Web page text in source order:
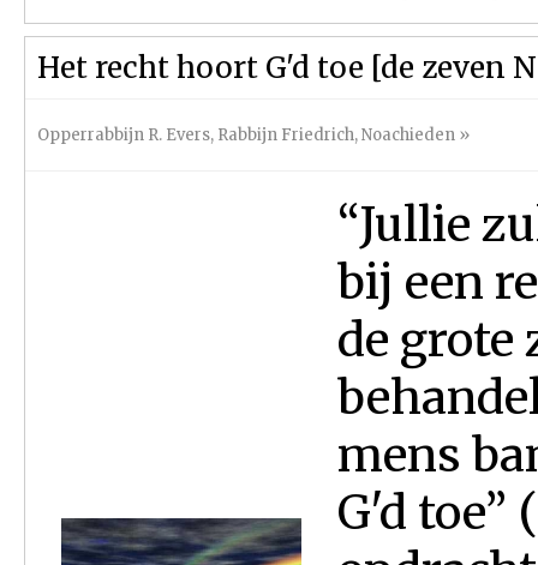
Het recht hoort G'd toe [de zeven
Opperrabbijn R. Evers, Rabbijn Friedrich,Noachieden »
“Jullie
bij een
de grote
mens
G'd toe”